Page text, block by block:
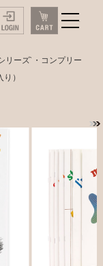
リーズ`・コンプリー
）